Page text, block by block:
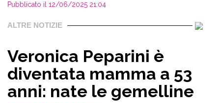
Pubblicato il 12/06/2025 21:04
ALTRE NOTIZIE
Veronica Peparini è
diventata mamma a 53
anni: nate le gemelline